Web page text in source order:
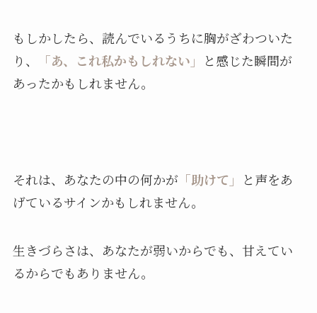
もしかしたら、読んでいるうちに胸がざわついた
り、
「あ、これ私かもしれない」
と感じた瞬間が
あったかもしれません。
それは、あなたの中の何かが「助けて」
と声をあ
げているサインかもしれません。
生きづらさは、あなたが弱いからでも、甘えてい
るからでもありません。